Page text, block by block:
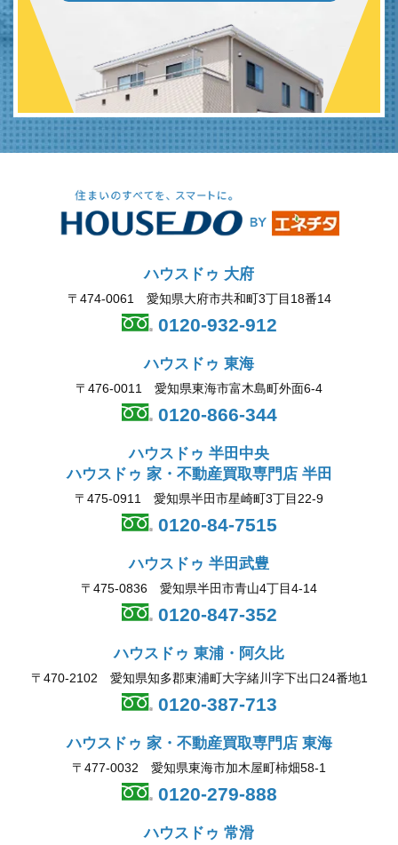
ハウスドゥ 大府
〒474-0061 愛知県大府市共和町3丁目18番14
0120-932-912
ハウスドゥ 東海
〒476-0011 愛知県東海市富木島町外面6-4
0120-866-344
ハウスドゥ 半田中央
ハウスドゥ 家・不動産買取専門店 半田
〒475-0911 愛知県半田市星崎町3丁目22-9
0120-84-7515
ハウスドゥ 半田武豊
〒475-0836 愛知県半田市青山4丁目4-14
0120-847-352
ハウスドゥ 東浦・阿久比
〒470-2102 愛知県知多郡東浦町大字緒川字下出口24番地1
0120-387-713
ハウスドゥ 家・不動産買取専門店 東海
〒477-0032 愛知県東海市加木屋町柿畑58-1
0120-279-888
ハウスドゥ 常滑